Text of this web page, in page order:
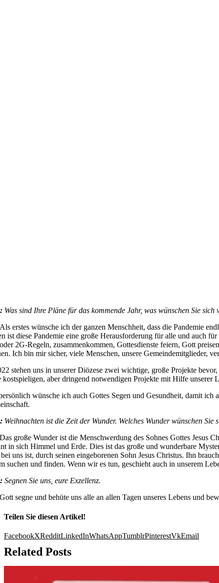
Was sind Ihre Pläne für das kommende Jahr, was wünschen Sie
erstes wünsche ich der ganzen Menschheit, dass die Pandemie
ist diese Pandemie eine große Herausforderung für alle und auch
2G-Regeln, zusammenkommen, Gottesdienste feiern, Gott
Ich bin mir sicher, viele Menschen, unsere Gemeindemitglieder,
stehen uns in unserer Diözese zwei wichtige, große Projekte
kostspieligen, aber dringend notwendigen Projekte mit Hilfe unserer
wünsche ich auch Gottes Segen und Gesundheit, damit
Weihnachten ist die Zeit der Wunder. Welches Wunder wünschen
große Wunder ist die Menschwerdung des Sohnes Gottes Jesus
in sich Himmel und Erde. Dies ist das große und wunderbare
uns ist, durch seinen eingeborenen Sohn Jesus Christus. Ihn
suchen und finden. Wenn wir es tun, geschieht auch in unserem
Segnen Sie uns, eure Exzellenz.
segne und behüte uns alle an allen Tagen unseres Lebens und
Teilen Sie diesen Artikel!
FacebookXRedditLinkedInWhatsAppTumblrPinterestVkEmail
Related Posts